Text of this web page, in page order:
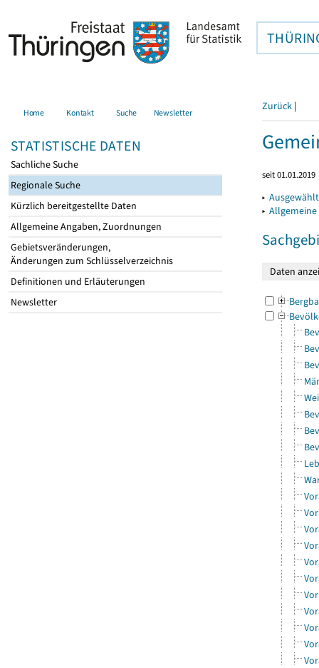
Home Kontakt Suche Newsletter
STATISTISCHE DATEN
Sachliche Suche
Regionale Suche
Kürzlich bereitgestellte Daten
Allgemeine Angaben, Zuordnungen
Gebietsveränderungen,
Änderungen zum Schlüsselverzeichnis
Definitionen und Erläuterungen
Newsletter
Zurück |
seit 01.01.2019
▸
▸